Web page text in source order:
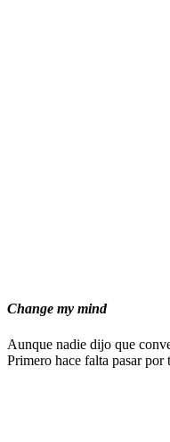
Change my mind
Aunque nadie dijo que
Primero hace falta pasar